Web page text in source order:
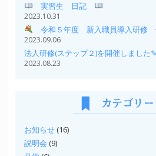
実習生 日記
2023.10.31
令和５年度 新入職員導入研修
2023.09.06
法人研修(ステップ２)を開催しました✎
2023.08.23
お知らせ(16)
説明会 (9)